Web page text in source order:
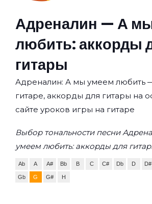
Адреналин — А
любить: аккорды
гитары
Адреналин: А мы умеем любить
гитаре, аккорды для гитары на
сайте уроков игры на гитаре
Выбор тональности песни
умеем любить: аккорды для
Ab A A# Bb B C C# Db D D#
Gb G G# H